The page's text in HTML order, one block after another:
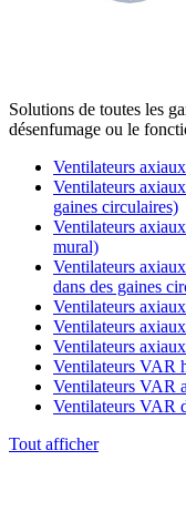
Solutions de toutes les
désenfumage ou le
Ventilateurs
Ventilateurs
gaines circulaires)
Ventilateurs
mural)
Ventilateurs
dans des gaines
Ventilateurs
Ventilateurs
Ventilateurs
Ventilateurs VAR
Ventilateurs VAR
Ventilateurs VAR
Tout afficher